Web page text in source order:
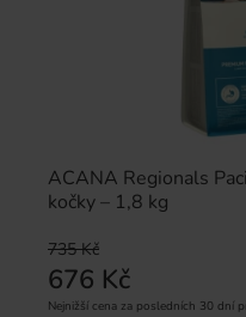
ACANA Regionals
kočky – 1,8 kg
735 Kč
676 Kč
Nejnižší cena za posledních 30 dní